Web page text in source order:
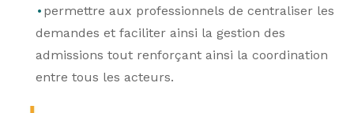
permettre aux professionnels de centraliser les
demandes et faciliter ainsi la gestion des
admissions tout renforçant ainsi la coordination
entre tous les acteurs.